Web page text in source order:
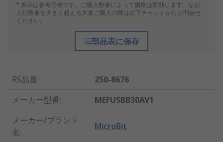
* 表示は参考価格です。ご購入数量によって価格は変動します。なお、
上記数量を大きく超える大量ご購入の際は右下チャットからお問合せ
ください。
部品表に保存
RS品番:
250-8676
メーカー型番:
MEFUSBB30AV1
メーカー/ブランド
名:
MicroBit